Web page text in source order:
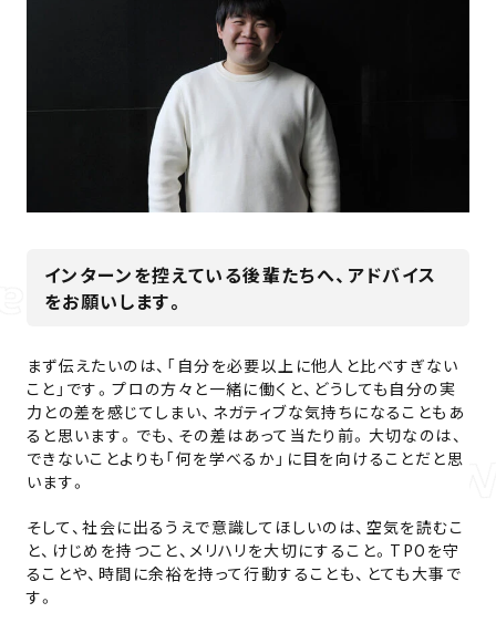
インターンを控えている後輩たちへ、アドバイス
をお願いします。
まず伝えたいのは、「自分を必要以上に他人と比べすぎない
こと」です。プロの方々と一緒に働くと、どうしても自分の実
力との差を感じてしまい、ネガティブな気持ちになることもあ
ると思います。でも、その差はあって当たり前。大切なのは、
できないことよりも「何を学べるか」に目を向けることだと思
います。
そして、社会に出るうえで意識してほしいのは、空気を読むこ
と、けじめを持つこと、メリハリを大切にすること。TPOを守
ることや、時間に余裕を持って行動することも、とても大事で
す。